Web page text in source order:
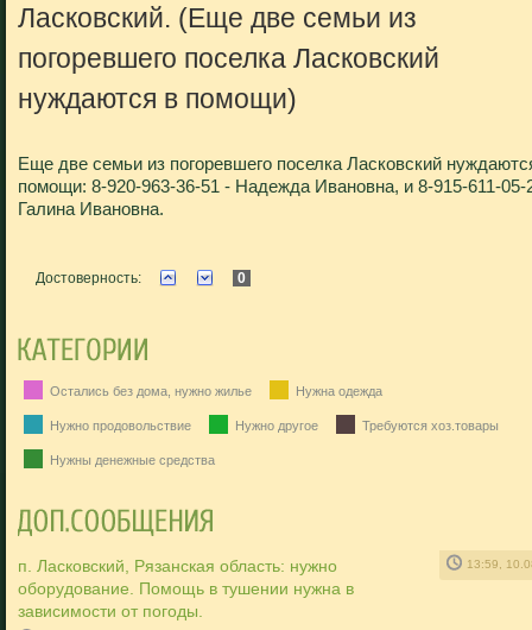
Ласковский. (Еще две семьи из
погоревшего поселка Ласковский
нуждаются в помощи)
Еще две семьи из погоревшего поселка Ласковский
помощи: 8-920-963-36-51 - Надежда Ивановна, и 8-915-611-05-
Галина Ивановна.
Достоверность: 0
Остались без дома, нужно жилье Нужна одежда
Нужно продовольствие Нужно другое Требуются хоз.товары
Нужны денежные средства
п. Ласковский, Рязанская область: нужно
оборудование. Помощь в тушении нужна в
зависимости от погоды.
13:59,